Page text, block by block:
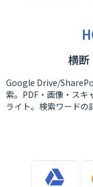
横断
Google Drive/
索。PDF・画像・スキ
ライト。検索ワードの